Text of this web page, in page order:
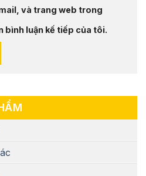
và trang web trong
bình luận kế tiếp của tôi.